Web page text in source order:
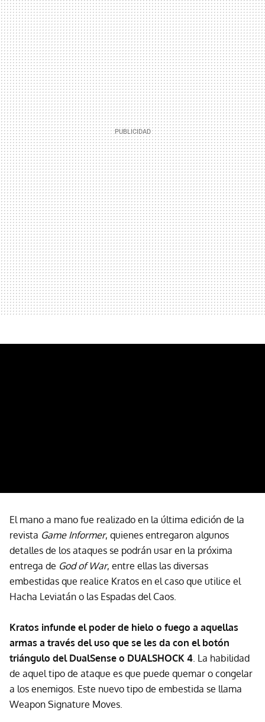
El mano a mano fue realizado en la última edición de la
revista Game Informer, quienes entregaron algunos
detalles de los ataques se podrán usar en la próxima
entrega de God of War, entre ellas las diversas
embestidas que realice Kratos en el caso que utilice el
Hacha Leviatán o las Espadas del Caos.
Kratos infunde el poder de hielo o fuego a aquellas
armas a través del uso que se les da con el botón
triángulo del DualSense o DUALSHOCK 4 . La habilidad
de aquel tipo de ataque es que puede quemar o congelar
a los enemigos. Este nuevo tipo de embestida se llama
Weapon Signature Moves.